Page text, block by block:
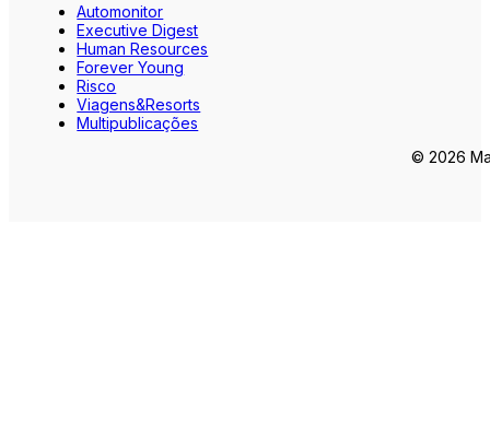
Automonitor
Executive Digest
Human Resources
Forever Young
Risco
Viagens&Resorts
Multipublicações
© 2026